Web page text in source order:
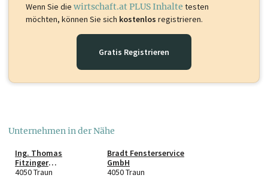
Wenn Sie die wirtschaft.at PLUS Inhalte testen
möchten, können Sie sich kostenlos registrieren.
Gratis Registrieren
Unternehmen in der Nähe
Ing. Thomas
Fitzinger
Schadenservice &
4050 Traun
Bradt Fensterservice
GmbH
4050 Traun